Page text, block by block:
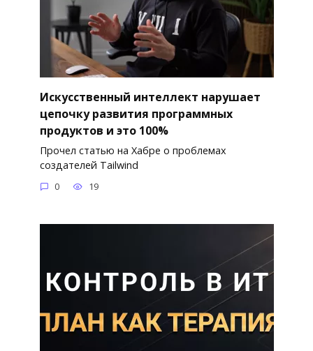
Искусственный интеллект нарушает
цепочку развития программных
продуктов и это 100%
Прочел статью на Хабре о проблемах
создателей Tailwind
0 19